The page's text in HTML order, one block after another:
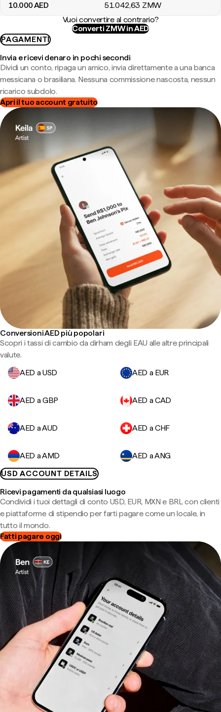
10.000AED 51.042,63 ZMW
Vuoi convertire al contrario?
Converti ZMW in AED
PAGAMENTI
Invia e ricevi denaro in pochi secondi
Dividi un conto, ripaga un amico, invia direttamente a una banca
messicana o brasiliana. Nessuna commissione nascosta, nessun
ricarico subdolo.
Apri il tuo account gratuito
Conversioni AED più popolari
Scopri i tassi di cambio da dirham degli EAU alle altre principali
valute.
AED a USD
AED a EUR
AED a GBP AED a CAD
AED a AUD AED a CHF
AED a AMD
AED a ANG
USD ACCOUNT DETAILS
Ricevi pagamenti da qualsiasi luogo
Condividi i tuoi dettagli di conto USD, EUR, MXN e BRL con clienti
e piattaforme di stipendio per farti pagare come un locale, in
tutto il mondo.
Fatti pagare oggi